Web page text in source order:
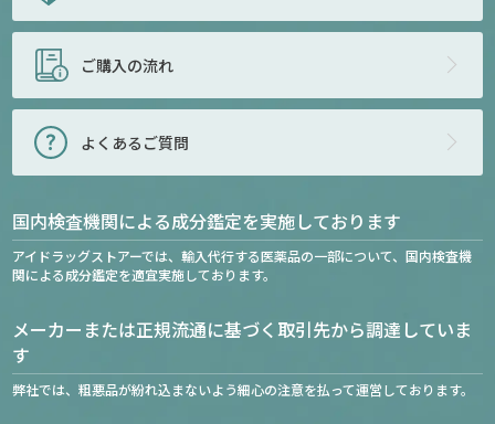
ご購入の流れ
よくあるご質問
国内検査機関による成分鑑定を実施しております
アイドラッグストアーでは、輸入代行する医薬品の一部について、国内検査機
関による成分鑑定を適宜実施しております。
メーカーまたは正規流通に基づく取引先から調達していま
す
弊社では、粗悪品が紛れ込まないよう細心の注意を払って運営しております。